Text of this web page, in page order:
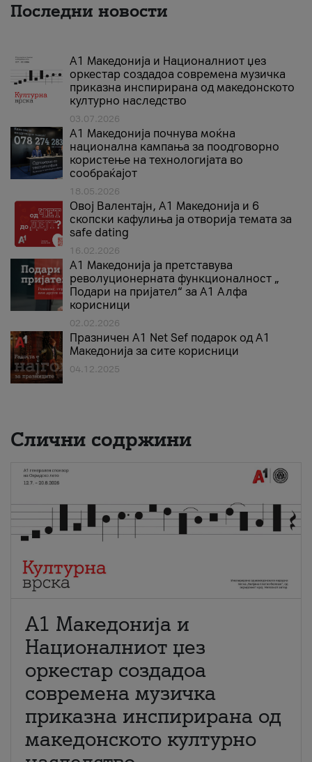
Последни новости
А1 Македонија и Националниот џез
оркестар создадоа современа музичка
приказна инспирирана од македонското
културно наследство
03.07.2026
A1 Македонија почнува моќна
национална кампања за поодговорно
користење на технологијата во
сообраќајот
18.05.2026
Овој Валентајн, A1 Македонија и 6
скопски кафулиња ја отворија темата за
safe dating
16.02.2026
А1 Македонија ја претставува
револуционерната функционалност „
Подари на пријател“ за А1 Алфа
корисници
02.02.2026
Празничен A1 Net Sеf подарок од А1
Македонија за сите корисници
04.12.2025
Слични содржини
А1 Македонија и
Националниот џез
оркестар создадоа
современа музичка
приказна инспирирана од
македонското културно